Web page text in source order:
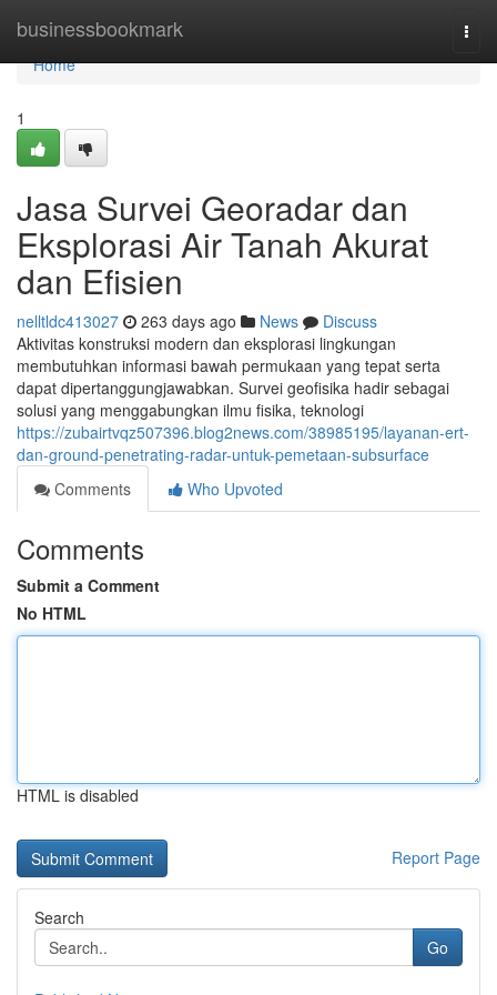
businessbookmark
Home
Home
1
Jasa Survei Georadar dan
Eksplorasi Air Tanah Akurat
dan Efisien
nelltldc413027 263 days ago News
Discuss
Aktivitas konstruksi modern dan eksplorasi lingkungan
membutuhkan informasi bawah permukaan yang tepat serta
dapat dipertanggungjawabkan. Survei geofisika hadir sebagai
solusi yang menggabungkan ilmu fisika, teknologi
https://zubairtvqz507396.blog2news.com/38985195/layanan-ert-
dan-ground-penetrating-radar-untuk-pemetaan-subsurface
Comments
Who Upvoted
Comments
Submit a Comment
No HTML
HTML is disabled
Report Page
Search
Go